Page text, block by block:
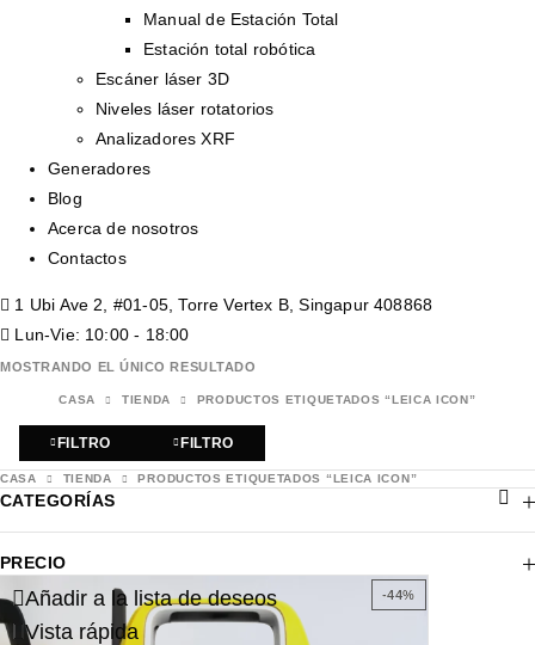
Manual de Estación Total
Estación total robótica
Escáner láser 3D
Niveles láser rotatorios
Analizadores XRF
Generadores
Blog
Acerca de nosotros
Contactos
1 Ubi Ave 2, #01-05, Torre Vertex B, Singapur 408868
Lun-Vie: 10:00 - 18:00
MOSTRANDO EL ÚNICO RESULTADO
CASA TIENDA PRODUCTOS ETIQUETADOS “LEICA ICON”
FILTRO FILTRO
CASA TIENDA PRODUCTOS ETIQUETADOS “LEICA ICON”
CATEGORÍAS
PRECIO
-44%
Añadir a la lista de deseos
Vista rápida